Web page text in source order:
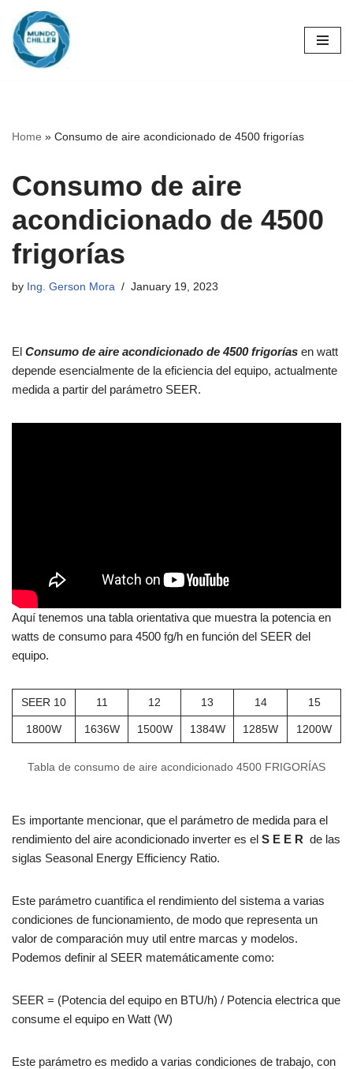
Skip
to
Home » Consumo de aire acondicionado de 4500 frigorías
Consumo de aire
acondicionado de 4500
frigorías
by Ing. Gerson Mora January 19, 2023
El Consumo de aire acondicionado de 4500 frigorías en watt
depende esencialmente de la eficiencia del equipo, actualmente
medida a partir del parámetro SEER.
Aquí tenemos una tabla orientativa que muestra la potencia en
watts de consumo para 4500 fg/h en función del SEER del
equipo.
SEER 10 11 12 13 14 15
1800W 1636W 1500W 1384W 1285W 1200W
Tabla de consumo de aire acondicionado 4500 FRIGORÍAS
Es importante mencionar, que el parámetro de medida para el
rendimiento del aire acondicionado inverter es el S E E R de las
siglas Seasonal Energy Efficiency Ratio.
Este parámetro cuantifica el rendimiento del sistema a varias
condiciones de funcionamiento, de modo que representa un
valor de comparación muy util entre marcas y modelos.
Podemos definir al SEER matemáticamente como:
SEER = (Potencia del equipo en BTU/h) / Potencia electrica que
consume el equipo en Watt (W)
Este parámetro es medido a varias condiciones de trabajo, con